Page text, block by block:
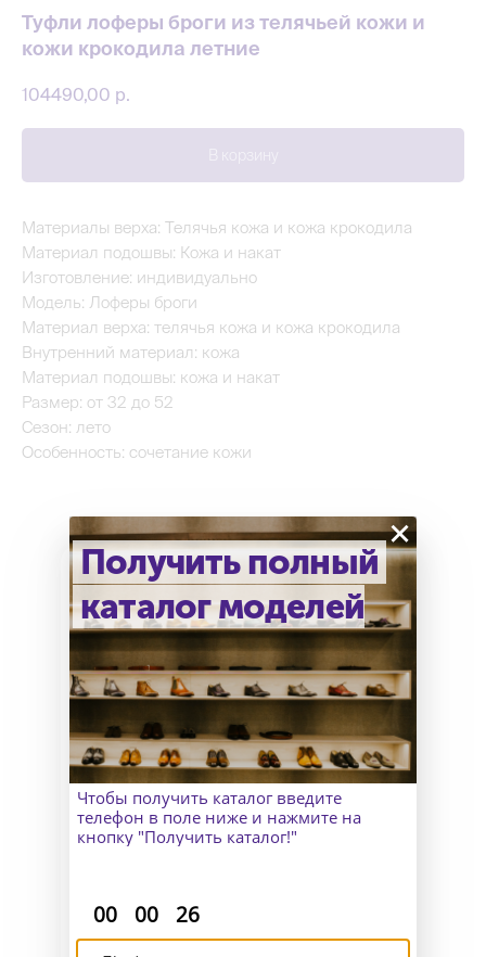
Туфли лоферы броги из телячьей кожи и
кожи крокодила летние
104490,00 р.
Материалы верха: Телячья кожа и кожа крокодила
Материал подошвы: Кожа и накат
Изготовление: индивидуально
Модель: Лоферы броги
Материал верха: телячья кожа и кожа крокодила
Внутренний материал: кожа
Материал подошвы: кожа и накат
Размер: от 32 до 52
Сезон: лето
Особенность: сочетание кожи
Доставка и возврат
В Москве к Вам приедет
замерщик, а для клиентов
из других городов организуем
удаленный пошив и отправим
макеты для снятия мерок.
Как узнать точный размер?
Получить полный
каталог моделей
×
Чтобы получить каталог введите
телефон в поле ниже и нажмите на
кнопку "Получить каталог!"
00 00 26